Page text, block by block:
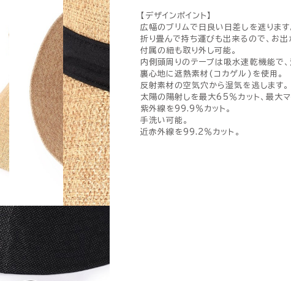
【デザインポイント】
広幅のブリムで日良い日差しを遮ります
折り畳んで持ち運びも出来るので、お出
付属の紐も取り外し可能。
内側頭周りのテープは吸水速乾機能で、
裏心地に遮熱素材(コカゲル)を使用。
反射素材の空気穴から湿気を逃します。
太陽の陽射しを最大65％カット、最大
紫外線を99.9％カット。
手洗い可能。
近赤外線を99.2％カット。